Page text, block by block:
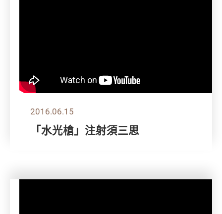
2016.06.15
「水光槍」注射須三思